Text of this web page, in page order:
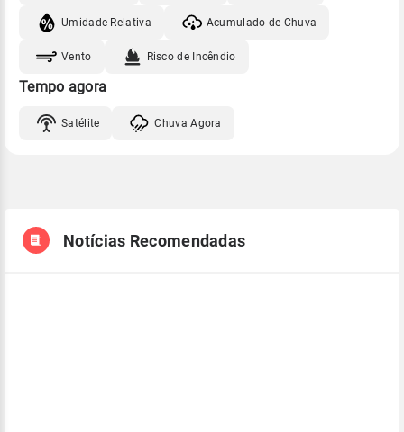
Umidade Relativa Acumulado de Chuva
Vento Risco de Incêndio
Tempo agora
Satélite Chuva Agora
Notícias Recomendadas